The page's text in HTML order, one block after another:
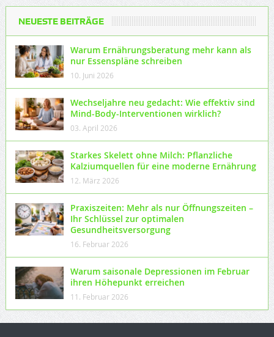
NEUESTE BEITRÄGE
Warum Ernährungsberatung mehr kann als
nur Essenspläne schreiben
10. Juni 2026
Wechseljahre neu gedacht: Wie effektiv sind
Mind-Body-Interventionen wirklich?
03. April 2026
Starkes Skelett ohne Milch: Pflanzliche
Kalziumquellen für eine moderne Ernährung
12. März 2026
Praxiszeiten: Mehr als nur Öffnungszeiten –
Ihr Schlüssel zur optimalen
Gesundheitsversorgung
16. Februar 2026
Warum saisonale Depressionen im Februar
ihren Höhepunkt erreichen
11. Februar 2026